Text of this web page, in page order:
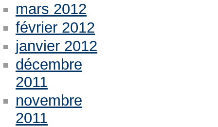
mars 2012
février 2012
janvier 2012
décembre
2011
novembre
2011